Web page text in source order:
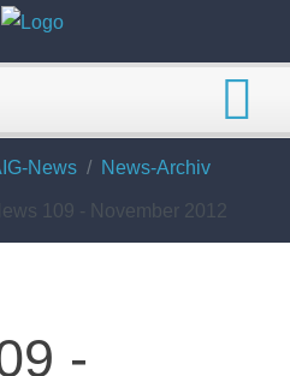
News News-Archiv
109 - November 2012
-